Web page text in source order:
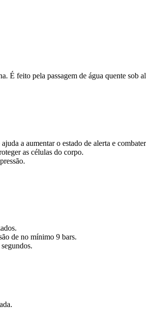
feito pela passagem de água quente sob
a aumentar o estado de alerta e
as células do corpo.
de no mínimo 9 bars.